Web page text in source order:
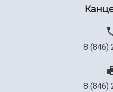
8 (846)
8 (846)